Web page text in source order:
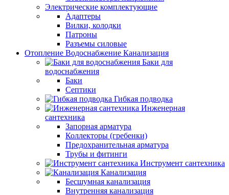
Электрические комплектующие
Адаптеры
Вилки, колодки
Патроны
Разъемы силовые
Отопление Водоснабжение Канализация
Баки для
водоснабжения
Баки
Септики
Гибкая подводка
Инженерная
сантехника
Запорная арматура
Коллекторы (гребенки)
Предохранительная арматура
Трубы и фитинги
Инструмент сантехника
Канализация
Бесшумная канализация
Внутренняя канализация